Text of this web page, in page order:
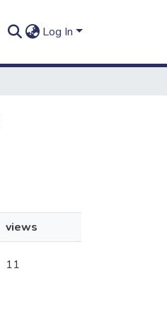
Log In
views
11